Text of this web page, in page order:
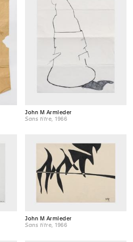
John M Armleder
Sans titre , 1966
John M Armleder
Sans titre , 1966